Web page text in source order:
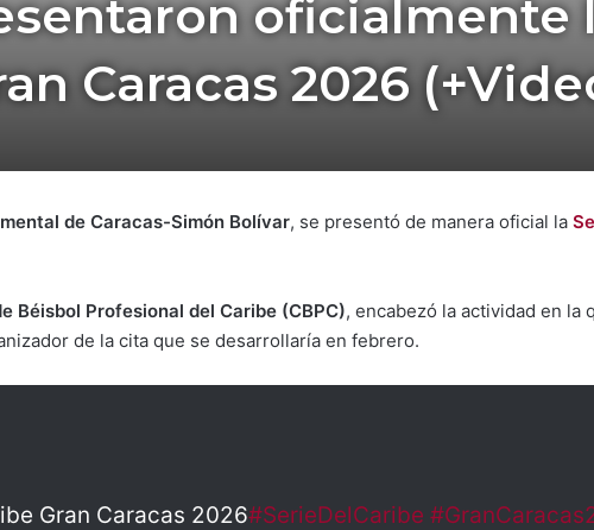
oficialmente
Caracas 2026
de Caracas-Simón Bolívar, se presentó de manera oficial la
Béisbol Profesional del Caribe (CBPC), encabezó la actividad en la
de la cita que se desarrollaría en febrero.
Gran Caracas 2026#SerieDelCaribe